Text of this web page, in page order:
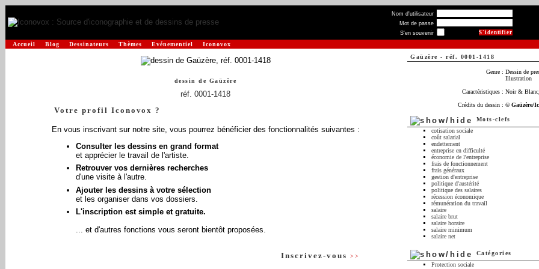
Nom d'utilisateur
Mot de passe
S'en souvenir
Accueil Blog Dessinateurs Thèmes Evénementiel Iconovox
dessin de Gaüzère
réf. 0001-1418
Votre profil Iconovox ?
En vous inscrivant sur notre site, vous pourrez bénéficier des fonctionnalités suivantes :
Consulter les dessins en grand format
et apprécier le travail de l'artiste.
Retrouver vos dernières recherches
d'une visite à l'autre.
Ajouter les dessins à votre sélection
et les organiser dans vos dossiers.
L'inscription est simple et gratuite.
... et d'autres fonctions vous seront bientôt proposées.
Inscrivez-vous >>
Gaüzère - réf. 0001-1418
Genre : Dessin de
Illustration
Caractéristiques : Noir &
Crédits du dessin : © Gaüzère/
Mots-clefs
cotisation sociale
coût salarial
endettement
entreprise en difficulté
économie de l'entreprise
frais de fonctionnement
frais généraux
gestion d'entreprise
politique d'austérité
politique des salaires
récession économique
rémunération du travail
salaire
salaire brut
salaire horaire
salaire minimum
salaire net
Catégories
Protection sociale